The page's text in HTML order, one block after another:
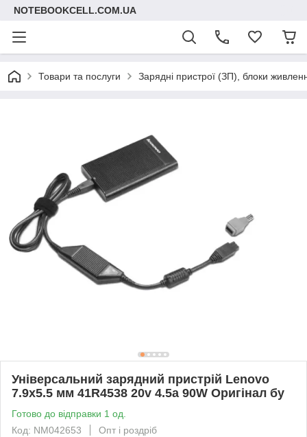
NOTEBOOKCELL.COM.UA
Товари та послуги Зарядні пристрої (ЗП), блоки
Універсальний зарядний пристрій Lenovo
7.9x5.5 мм 41R4538 20v 4.5a 90W Оригінал бу
Готово до відправки 1 од.
Код: NM042653
Опт і роздріб